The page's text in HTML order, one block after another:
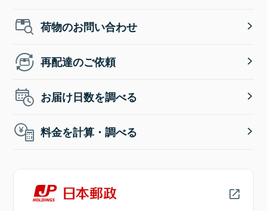
荷物のお問い合わせ
再配達のご依頼
お届け日数を調べる
料金を計算・調べる